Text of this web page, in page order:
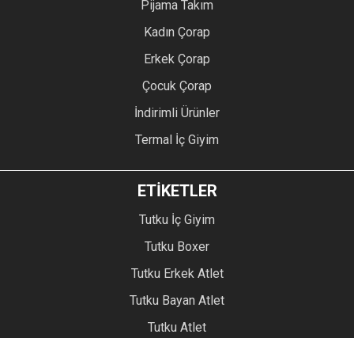
Pijama Takım
Kadın Çorap
Erkek Çorap
Çocuk Çorap
İndirimli Ürünler
Termal İç Giyim
ETİKETLER
Tutku İç Giyim
Tutku Boxer
Tutku Erkek Atlet
Tutku Bayan Atlet
Tutku Atlet